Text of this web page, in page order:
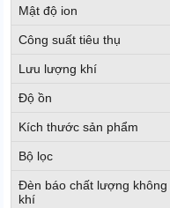
Mật độ ion
Công suất tiêu thụ
Lưu lượng khí
Độ ồn
Kích thước sản phẩm
Bộ lọc
Đèn báo chất lượng không
khí